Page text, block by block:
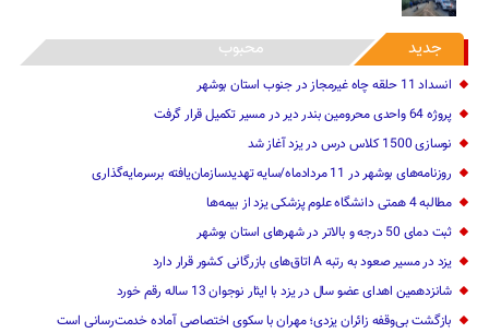
جدید محبوب
انسداد 11 حلقه چاه غیرمجاز در جنوب استان بوشهر
پروژه 64 واحدی محرومین بندر دیر در مسیر تکمیل قرار گرفت
نوسازی 1500 کلاس درس در یزد آغاز شد
روزنامه‌های بوشهر در 11 مردادماه/سایه تهدیدسازمان‌یافته برسرمایه‌گذاری
مطالبه 4 همتی دانشگاه علوم پزشکی یزد از بیمه‌ها
ثبت دمای 50 درجه و بالاتر در شهرهای استان بوشهر
یزد در مسیر صعود به رتبه A اتاق‌های بازرگانی کشور قرار دارد
شانزدهمین اهدای عضو سال در یزد با ایثار نوجوان 13 ساله رقم خورد
بازگشت بی‌وقفه زائران یزدی؛ مهران با سکوی اختصاصی آماده خدمت‌رسانی است